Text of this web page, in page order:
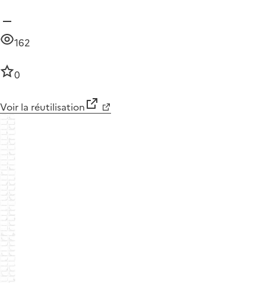
162
0
Voir la réutilisation